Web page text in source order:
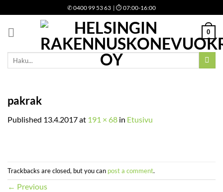
to
content
✆0400 99 53 63 | ⏱ 07:00-16:00
0
Etsi:
pakrak
Published 13.4.2017at 191 × 68 in Etusivu
Trackbacks are closed, but you can post a comment.
← Previous